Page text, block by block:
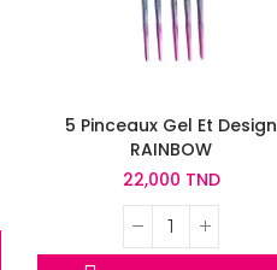
5 Pinceaux Gel Et Design
RAINBOW
22,000 TND